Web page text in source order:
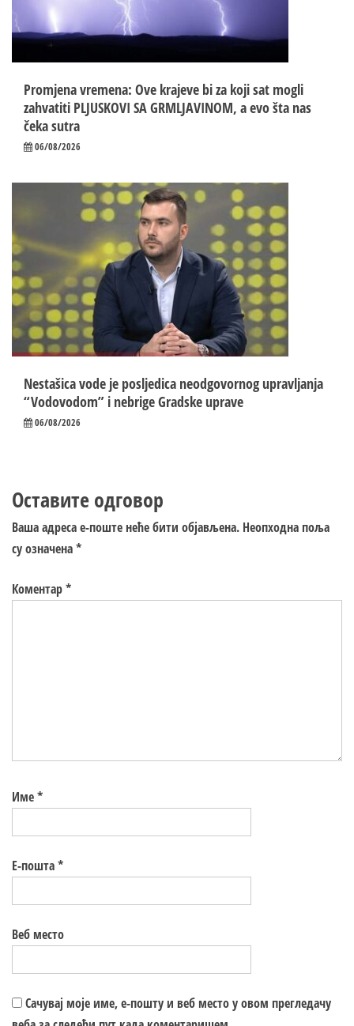
Promjena vremena: Ove krajeve bi za koji sat mogli
zahvatiti PLJUSKOVI SA GRMLJAVINOM, a evo šta nas
čeka sutra
06/08/2026
Nestašica vode je posljedica neodgovornog upravljanja
“Vodovodom” i nebrige Gradske uprave
06/08/2026
Оставите одговор
Ваша адреса е-поште неће бити објављена. Неопходна поља
су означена*
Коментар*
Име*
Е-пошта*
Веб место
Сачувај моје име, е-пошту и веб место у овом прегледачу